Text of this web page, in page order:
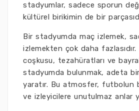
stadyumlar, sadece sporun
kültürel birikimin de bir
Bir stadyumda maç izlemek,
izlemekten çok daha fazlasıdır.
coşkusu, tezahüratları ve
stadyumda bulunmak, adeta
yaratır. Bu atmosfer, futbolun
ve izleyicilere unutulmaz anlar